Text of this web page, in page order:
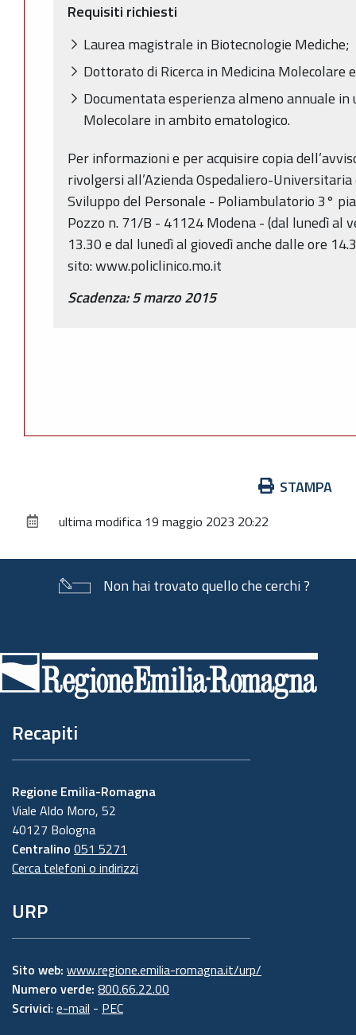
Requisiti richiesti
Laurea magistrale in Biotecnologie Mediche;
Dottorato di Ricerca in Medicina Molecolare
Documentata esperienza almeno annuale
Molecolare in ambito ematologico.
Per informazioni e per acquisire copia
rivolgersi all’Azienda Ospedaliero-
Sviluppo del Personale - Poliambulatorio 3°
Pozzo n. 71/B - 41124 Modena - (dal lunedì al
13.30 e dal lunedì al giovedì anche dalle ore
sito: www.policlinico.mo.it
Scadenza: 5 marzo 2015
documento
STAMPA
ultima modifica 19 maggio 2023 20:22
Non hai trovato quello che cerchi ?
di
pagina
Recapiti
Regione Emilia-Romagna
Viale Aldo Moro, 52
40127 Bologna
Centralino 051 5271
Cerca telefoni o indirizzi
URP
Sito web: www.regione.emilia-romagna.it/urp/
Numero verde: 800.66.22.00
Scrivici: e-mail - PEC